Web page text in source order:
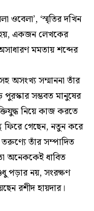
ওবেলা’, ‘স্মৃতির দখিন
হয়, একজন লেখকের
মমতায় শব্দের
অসংখ্য সম্মাননা তাঁর
সম্ভবত মানুষের
নিয়ে কাজ করতে
ফিরে গেছেন, নতুন করে
তরুণ্যে তাঁর সম্পাদিত
অনেককেই ধাবিত
পড়ার নয়, সংরক্ষণ
রশীদ হায়দার।